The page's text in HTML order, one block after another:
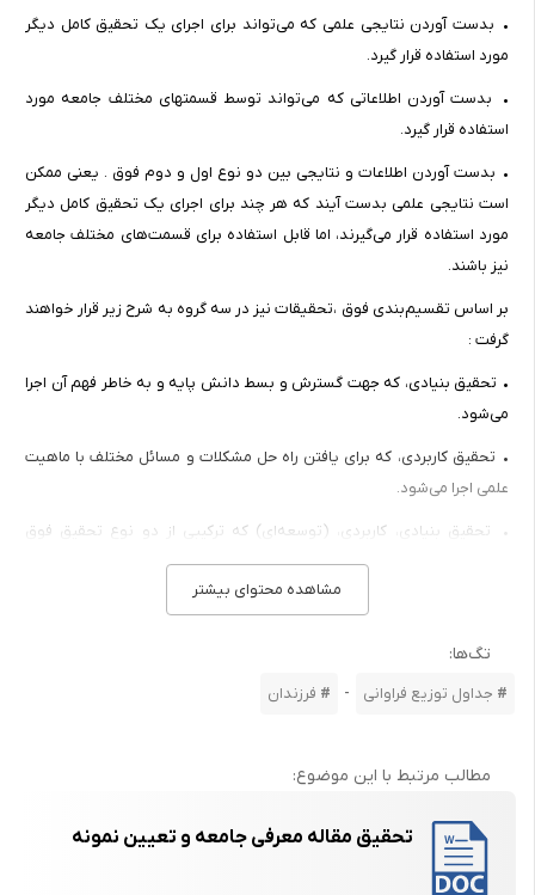
• بدست آوردن نتایجی علمی که می‌تواند برای اجرای یک تحقیق کامل دیگر
مورد استفاده قرار گیرد.
• بدست آوردن اطلاعاتی که می‌تواند توسط قسمتهای مختلف جامعه مورد
استفاده قرار گیرد.
• بدست آوردن اطلاعات و نتایجی بین دو نوع اول و دوم فوق . یعنی ممکن
است نتایجی علمی بدست آیند که هر چند برای اجرای یک تحقیق کامل دیگر
مورد استفاده قرار می‌گیرند، اما قابل استفاده برای قسمت‌های مختلف جامعه
نیز باشند.
بر اساس تقسیم‌بندی فوق ،تحقیقات نیز در سه گروه به شرح زیر قرار خواهند
گرفت :
• تحقیق بنیادی، که جهت گسترش و بسط دانش پایه و به خاطر فهم آن اجرا
می‌شود.
• تحقیق کاربردی، که برای یافتن راه حل مشکلات و مسائل مختلف با ماهیت
علمی اجرا می‌شود.
• تحقیق بنیادی، کاربردی، (توسعه‌ای) که ترکیبی از دو نوع تحقیق فوق
هدف تحقیق بنیادی (و همچنین بنیادی ، کاربردی) که معمولاً توسط مراکز
هستند. این تحقیقات نیز بر حسب نوع استفاده از روشهای آماری به دو گروه
مشاهده محتوای بیشتر
تگ‌ها:
جداول توزیع فراوانی - فرزندان
مطالب مرتبط با این موضوع:
تحقیق مقاله معرفی جامعه و تعیین نمونه